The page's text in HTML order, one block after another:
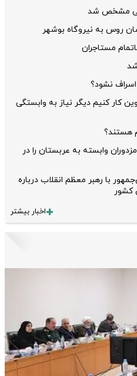
مشخص شد
روس به نیروگاه بوشهر
مستاجران
نشود؟
کار کنیم دیگر نیاز به وابستگی
هستند؟
وابسته به عربستان را در
با رهبر معظم انقلاب درباره
کشور
اخبار بیشتر